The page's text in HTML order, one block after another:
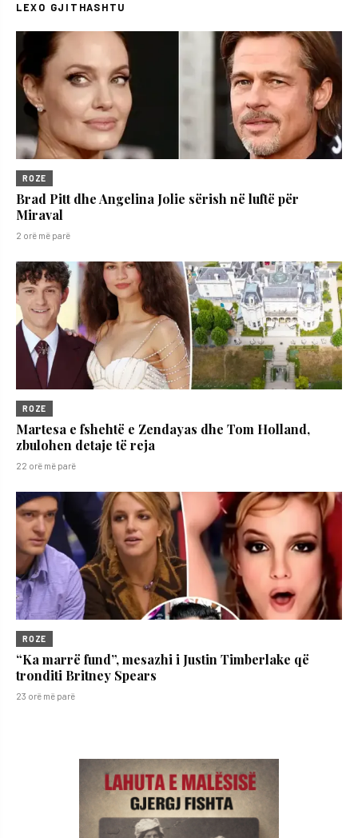
LEXO GJITHASHTU
ROZE
Brad Pitt dhe Angelina Jolie sërish në luftë për
Miraval
2 orë më parë
ROZE
Martesa e fshehtë e Zendayas dhe Tom Holland,
zbulohen detaje të reja
22 orë më parë
ROZE
“Ka marrë fund”, mesazhi i Justin Timberlake që
tronditi Britney Spears
23 orë më parë